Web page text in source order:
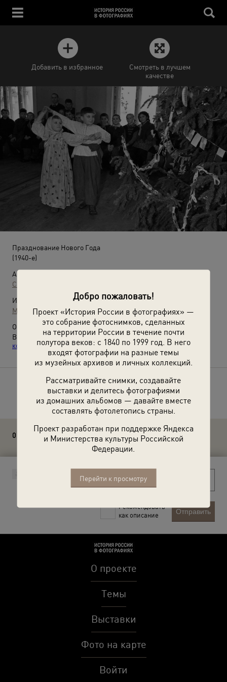
Добро пожаловать!
Проект «История России в фотографиях» —
это собрание фотоснимков, сделанных
на территории России в течение почти
полутора веков: с 1840 по 1999 год. В него
входят фотографии на разные темы
из музейных архивов и личных коллекций.
Рассматривайте снимки, создавайте
выставки и делитесь фотографиями
из домашних альбомов — давайте вместе
составлять фотолетопись страны.
Проект разработан при поддержке Яндекса
и Министерства культуры Российской
Федерации.
Перейти к просмотру
Добавить в избранное
Смотреть в лучшем
качестве
Празднование Нового Года
(1940-е)
Автор:
Сергей Васин
Источники:
МАММ / МДФ
О фотографии:
Выставки«Снежинка, зайчик и мушкетер. Карнавальные
костюмы на Новый год»,«Танцуют все!»с этой фотографией.
Расскажите друзьям об этом фото
0 комментариев
Рекомендовать
как описание
Отправить
О проекте
Темы
Выставки
Фото на карте
Войти